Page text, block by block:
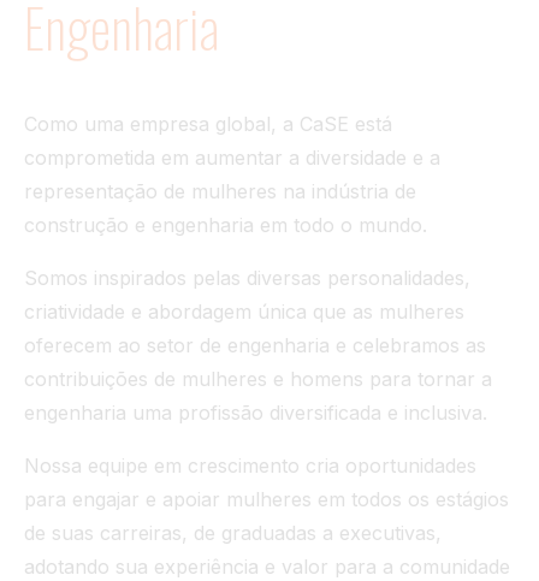
Engenharia
Como uma empresa global, a CaSE está
comprometida em aumentar a diversidade e a
representação de mulheres na indústria de
construção e engenharia em todo o mundo.
Somos inspirados pelas diversas personalidades,
criatividade e abordagem única que as mulheres
oferecem ao setor de engenharia e celebramos as
contribuições de mulheres e homens para tornar a
engenharia uma profissão diversificada e inclusiva.
Nossa equipe em crescimento cria oportunidades
para engajar e apoiar mulheres em todos os estágios
de suas carreiras, de graduadas a executivas,
adotando sua experiência e valor para a comunidade
Túnel